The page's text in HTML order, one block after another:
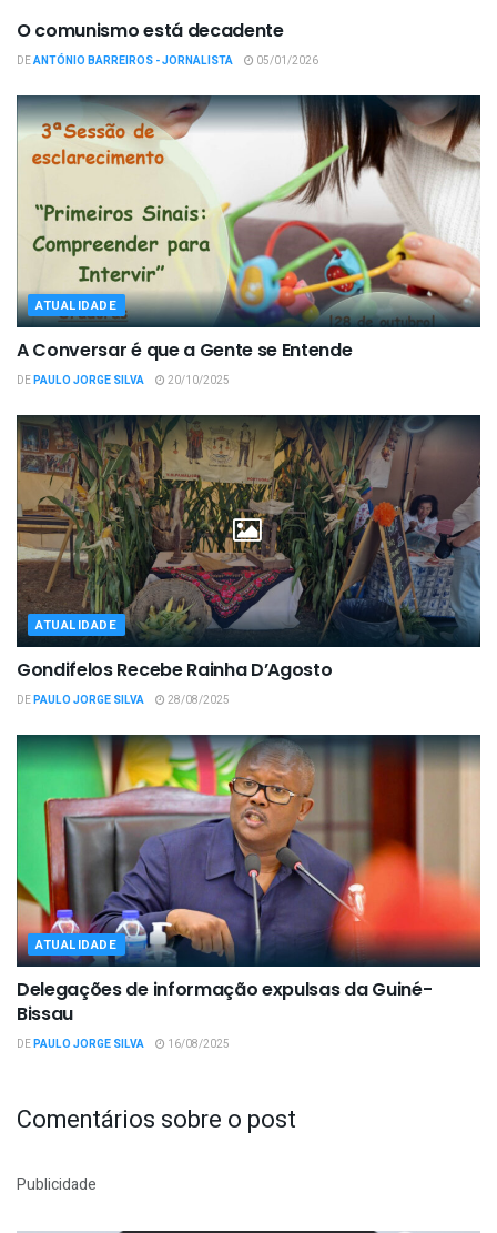
O comunismo está decadente
DEANTÓNIO BARREIROS - JORNALISTA 05/01/2026
ATUALIDADE
A Conversar é que a Gente se Entende
DEPAULO JORGE SILVA 20/10/2025
ATUALIDADE
Gondifelos Recebe Rainha D’Agosto
DEPAULO JORGE SILVA 28/08/2025
ATUALIDADE
Delegações de informação expulsas da Guiné-
Bissau
DEPAULO JORGE SILVA 16/08/2025
Comentários sobre o post
Publicidade